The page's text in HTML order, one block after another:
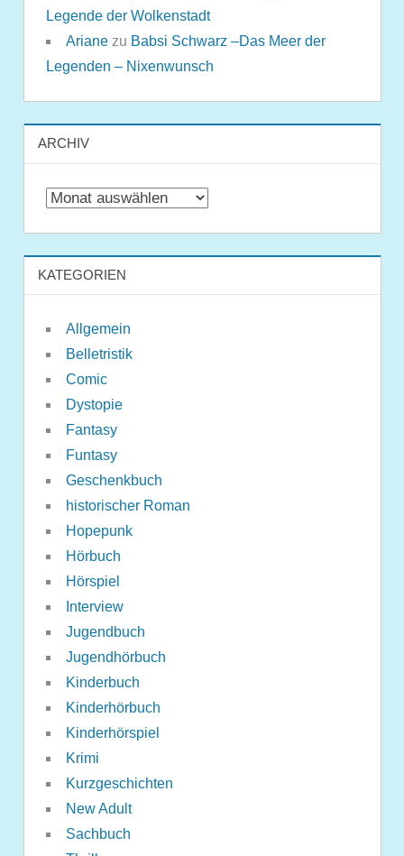
Legende der Wolkenstadt
Arianezu Babsi Schwarz –Das Meer der
Legenden – Nixenwunsch
ARCHIV
Archiv
KATEGORIEN
Allgemein
Belletristik
Comic
Dystopie
Fantasy
Funtasy
Geschenkbuch
historischer Roman
Hopepunk
Hörbuch
Hörspiel
Interview
Jugendbuch
Jugendhörbuch
Kinderbuch
Kinderhörbuch
Kinderhörspiel
Krimi
Kurzgeschichten
New Adult
Sachbuch